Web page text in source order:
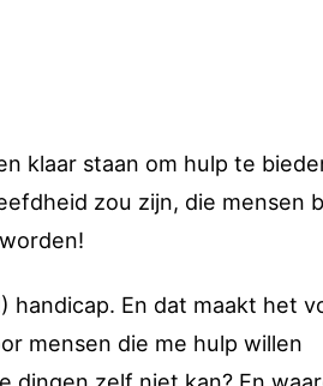
klaar staan om hulp te
zou zijn, die mensen
handicap. En dat maakt het
mensen die me hulp willen